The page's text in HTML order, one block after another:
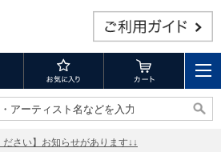
アーティスト名などを入力
アーティスト名などを入力
ださい】お知らせがあります↓↓